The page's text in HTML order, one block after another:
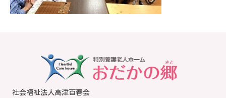
社会福祉法人高津百春会